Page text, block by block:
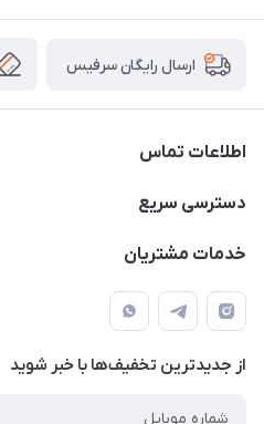
ارسال رایگان سرفیس
اطلاعات تماس
021-91301521
info@technodarvish.com
خیابان فاطمی ، بعد از کاج ، پلاک 103
دسترسی سریع
حساب کاربری
لیست محصولات
درباره ما
خدمات مشتریان
شرایط گارانتی
حریم خصوصی
از جدید‌ترین تخفیف‌ها با‌ خبر شوید